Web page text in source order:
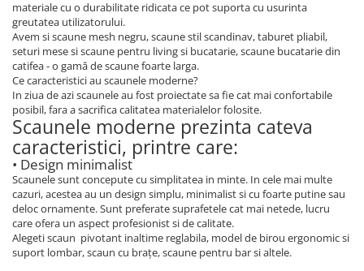
materiale cu o durabilitate ridicata ce pot suporta cu usurinta
greutatea utilizatorului.
Avem si scaune mesh negru, scaune stil scandinav, taburet pliabil,
seturi mese si scaune pentru living si bucatarie, scaune bucatarie din
catifea - o gamă de scaune foarte larga.
Ce caracteristici au scaunele moderne?
In ziua de azi scaunele au fost proiectate sa fie cat mai confortabile
posibil, fara a sacrifica calitatea materialelor folosite.
Scaunele moderne prezinta cateva
caracteristici, printre care:
• Design minimalist
Scaunele sunt concepute cu simplitatea in minte. In cele mai multe
cazuri, acestea au un design simplu, minimalist si cu foarte putine sau
deloc ornamente. Sunt preferate suprafetele cat mai netede, lucru
care ofera un aspect profesionist si de calitate.
Alegeti scaun pivotant inaltime reglabila, model de birou ergonomic si
suport lombar, scaun cu brațe, scaune pentru bar si altele.